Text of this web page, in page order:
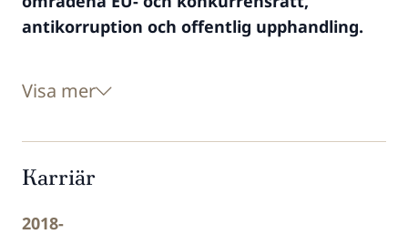
antikorruption och offentlig upphandling.
Visa mer
Karriär
2018-